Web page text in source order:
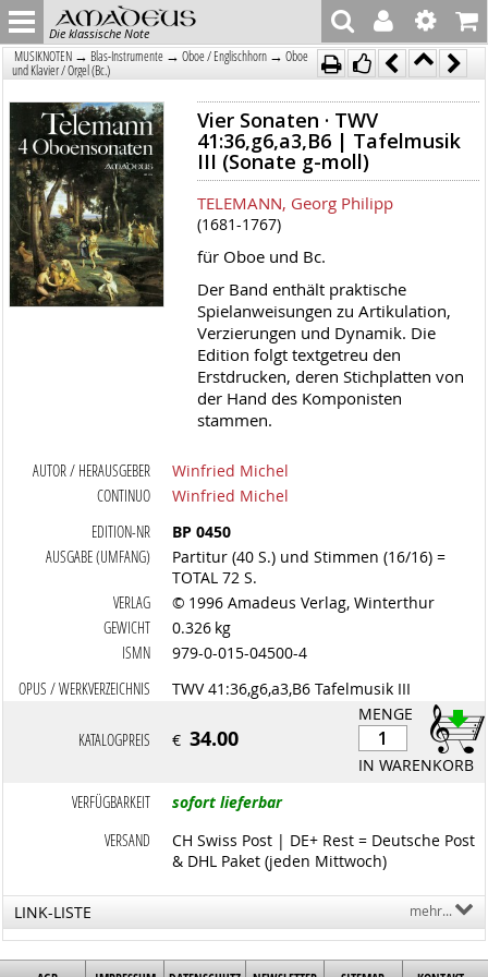
Die klassische Note
MUSIKNOTEN → Blas-Instrumente → Oboe / Englischhorn → Oboe
und Klavier / Orgel (Bc.)
Vier Sonaten · TWV
41:36,g6,a3,B6 | Tafelmusik
III (Sonate g-moll)
TELEMANN, Georg Philipp
(1681-1767)
für Oboe und Bc.
Der Band enthält praktische
Spielanweisungen zu Artikulation,
Verzierungen und Dynamik. Die
Edition folgt textgetreu den
Erstdrucken, deren Stichplatten von
der Hand des Komponisten
stammen.
AUTOR / HERAUSGEBER
Winfried Michel
CONTINUO
Winfried Michel
EDITION-NR
BP 0450
AUSGABE (UMFANG)
Partitur (40 S.) und Stimmen (16/16) =
TOTAL 72 S.
VERLAG
© 1996 Amadeus Verlag, Winterthur
GEWICHT
0.326 kg
ISMN
979-0-015-04500-4
OPUS / WERKVERZEICHNIS
TWV 41:36,g6,a3,B6 Tafelmusik III
MENGE
IN WARENKORB
KATALOGPREIS €34.00
VERFÜGBARKEIT
sofort lieferbar
VERSAND
CH Swiss Post | DE+ Rest = Deutsche Post
& DHL Paket (jeden Mittwoch)
LINK-LISTE mehr...